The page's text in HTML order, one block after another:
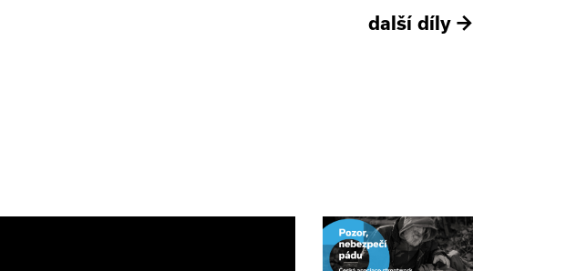
další díly →